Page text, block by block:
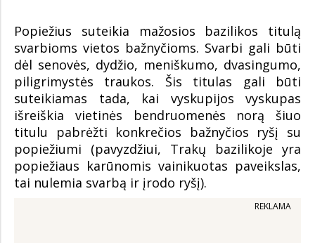
Popiežius suteikia mažosios bazilikos titulą
svarbioms vietos bažnyčioms. Svarbi gali būti
dėl senovės, dydžio, meniškumo, dvasingumo,
piligrimystės traukos. Šis titulas gali būti
suteikiamas tada, kai vyskupijos vyskupas
išreiškia vietinės bendruomenės norą šiuo
titulu pabrėžti konkrečios bažnyčios ryšį su
popiežiumi (pavyzdžiui, Trakų bazilikoje yra
popiežiaus karūnomis vainikuotas paveikslas,
tai nulemia svarbą ir įrodo ryšį).
REKLAMA